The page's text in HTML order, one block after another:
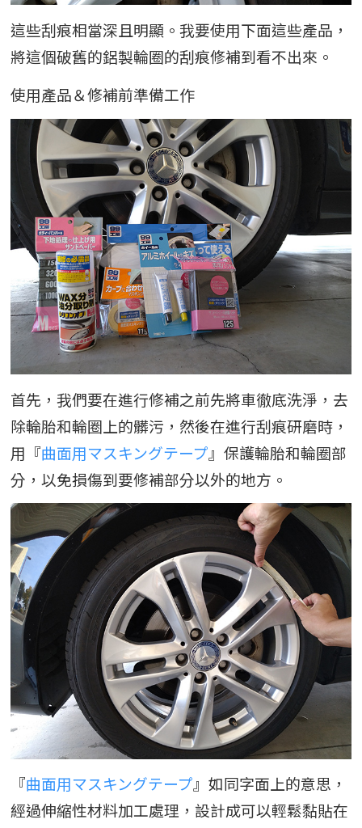
這些刮痕相當深且明顯。我要使用下面這些產品，
將這個破舊的鋁製輪圈的刮痕修補到看不出來。
使用產品＆修補前準備工作
首先，我們要在進行修補之前先將車徹底洗淨，去
除輪胎和輪圈上的髒污，然後在進行刮痕研磨時，
用『曲面用マスキングテープ』保護輪胎和輪圈部
分，以免損傷到要修補部分以外的地方。
『曲面用マスキングテープ』如同字面上的意思，
經過伸縮性材料加工處理，設計成可以輕鬆黏貼在